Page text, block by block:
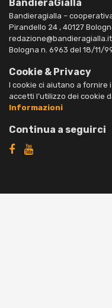
BandieraGialla
Bandieragialla –
Pirandello 24 , 40127
Bologna n. 6963 del 18/11/
Cookie & Privacy
I cookie ci aiutano a fornire
accetti l’utilizzo dei cookie
Informazioni
Continua a seguirci